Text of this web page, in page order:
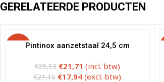
GERELATEERDE PRODUCTEN
-15%Pintinox aanzetstaal 24,5 cm
€25,53 €21,71 (incl. btw)
€21,10 €17,94 (excl. btw)